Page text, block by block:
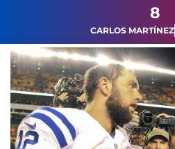
8
CARLOS MARTÍNEZ